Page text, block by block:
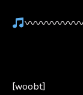
〰〰〰〰〰
[woobt]